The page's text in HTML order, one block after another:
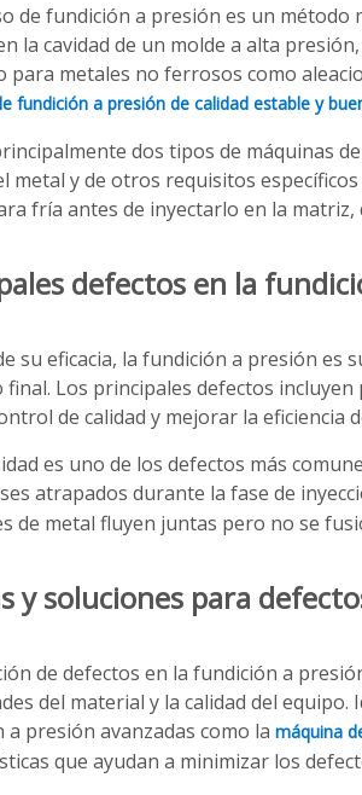
de fundición a presión es un
la cavidad de un molde a alta
para metales no ferrosos como
fundición a presión de calidad estable y
dos tipos de máquinas
metal y de otros requisitos
fría antes de inyectarlo en la
defectos en la
su eficacia, la fundición a presión es
final. Los principales defectos
de calidad y mejorar la eficiencia
es uno de los defectos más
atrapados durante la fase de
de metal fluyen juntas pero no se
y soluciones para
de defectos en la fundición a
del material y la calidad del
a presión avanzadas como la máquina
que ayudan a minimizar los